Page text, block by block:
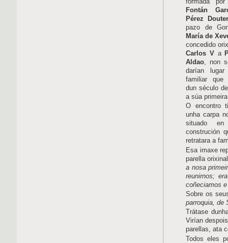
formada
Fontán
Pérez
pazo de
María de
concedido
Carlos V a
Aldao, non
darían
familiar que
dun século
a súa
O encontro
unha carpa
situado
construción
retratara a
Esa imaxe
parella
a nosa
reunirnos;
coñeciamos
Sobre os
parroquia, de
Trátase
Virían
parellas, ata
Todos eles